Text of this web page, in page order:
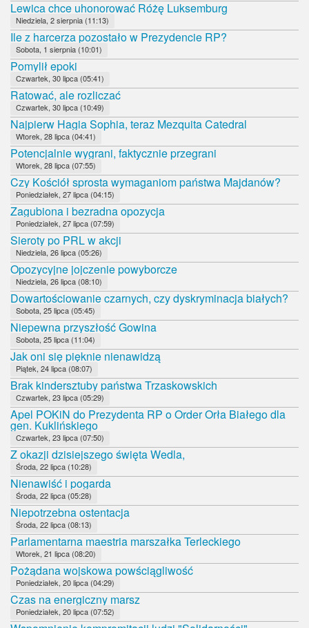
Lewica chce uhonorować Różę Luksemburg
Niedziela, 2 sierpnia (11:13)
Ile z harcerza pozostało w Prezydencie RP?
Sobota, 1 sierpnia (10:01)
Pomylił epoki
Czwartek, 30 lipca (05:41)
Ratować, ale rozliczać
Czwartek, 30 lipca (10:49)
Najpierw Hagia Sophia, teraz Mezquita Catedral
Wtorek, 28 lipca (04:41)
Potencjalnie wygrani, faktycznie przegrani
Wtorek, 28 lipca (07:55)
Czy Kościół sprosta wymaganiom państwa Majdanów?
Poniedziałek, 27 lipca (04:15)
Zagubiona i bezradna opozycja
Poniedziałek, 27 lipca (07:59)
Sieroty po PRL w akcji
Niedziela, 26 lipca (05:26)
Opozycyjne jojczenie powyborcze
Niedziela, 26 lipca (08:10)
Dowartościowanie czarnych, czy dyskryminacja białych?
Sobota, 25 lipca (05:45)
Niepewna przyszłość Gowina
Sobota, 25 lipca (11:04)
Jak oni się pięknie nienawidzą
Piątek, 24 lipca (08:07)
Brak kindersztuby państwa Trzaskowskich
Czwartek, 23 lipca (05:29)
Apel POKiN do Prezydenta RP o Order Orła Białego dla
gen. Kuklińskiego
Czwartek, 23 lipca (07:50)
Z okazji dzisiejszego święta Wedla,
Środa, 22 lipca (10:28)
Nienawiść i pogarda
Środa, 22 lipca (05:28)
Niepotrzebna ostentacja
Środa, 22 lipca (08:13)
Parlamentarna maestria marszałka Terleckiego
Wtorek, 21 lipca (08:20)
Pożądana wojskowa powściągliwość
Poniedziałek, 20 lipca (04:29)
Czas na energiczny marsz
Poniedziałek, 20 lipca (07:52)